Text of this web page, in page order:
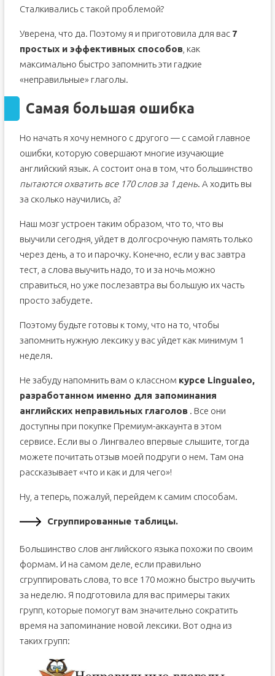
Сталкивались с такой проблемой?
Уверена, что да. Поэтому я и приготовила для вас 7
простых и эффективных способов, как
максимально быстро запомнить эти гадкие
«неправильные» глаголы.
Самая большая ошибка
Но начать я хочу немного с другого — с самой главное
ошибки, которую совершают многие изучающие
английский язык. А состоит она в том, что большинство
пытаются охватить все 170 слов за 1 день. А ходить вы
за сколько научились, а?
Наш мозг устроен таким образом, что то, что вы
выучили сегодня, уйдет в долгосрочную память только
через день, а то и парочку. Конечно, если у вас завтра
тест, а слова выучить надо, то и за ночь можно
справиться, но уже послезавтра вы большую их часть
просто забудете.
Поэтому будьте готовы к тому, что на то, чтобы
запомнить нужную лексику у вас уйдет как минимум 1
неделя.
Не забуду напомнить вам о классном курсе Lingualeo,
разработанном именно для запоминания
английских неправильных глаголов. Все они
доступны при покупке Премиум-аккаунта в этом
сервисе. Если вы о Лингвалео впервые слышите, тогда
можете почитать отзыв моей подруги о нем. Там она
рассказывает «что и как и для чего»!
Ну, а теперь, пожалуй, перейдем к самим способам.
Сгруппированные таблицы.
Большинство слов английского языка похожи по своим
формам. И на самом деле, если правильно
сгруппировать слова, то все 170 можно быстро выучить
за неделю. Я подготовила для вас примеры таких
групп, которые помогут вам значительно сократить
время на запоминание новой лексики. Вот одна из
таких групп: